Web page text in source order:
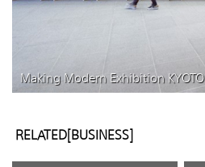
Making Modern Exhibition KYOTO
RELATED[BUSINESS]